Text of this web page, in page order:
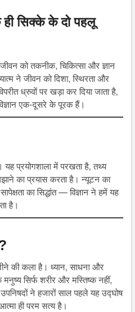
ही सिक्के के दो पहलू
को तकनीक, चिकित्सा और ज्ञान
ने जीवन को दिशा, स्थिरता और
ध्रुवों पर खड़ा कर दिया जाता है,
एक-दूसरे के पूरक हैं।
यह प्रयोगशाला में परखता है, तथ्य
का प्रयास करता है। न्यूटन का
का सिद्धांत — विज्ञान ने हमें यह
है।
की कला है। ध्यान, साधना और
सिर्फ शरीर और मस्तिष्क नहीं,
ने हजारों साल पहले यह उद्घोष
ही परम सत्य है।